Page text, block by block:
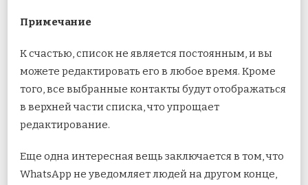
Примечание
К счастью, список не является постоянным, и вы
можете редактировать его в любое время. Кроме
того, все выбранные контакты будут отображаться
в верхней части списка, что упрощает
редактирование.
Еще одна интересная вещь заключается в том, что
WhatsApp не уведомляет людей на другом конце,